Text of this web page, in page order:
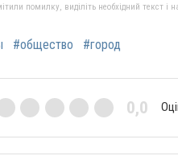
помилку, виділіть необхідний текст і
#общество #город
0,0